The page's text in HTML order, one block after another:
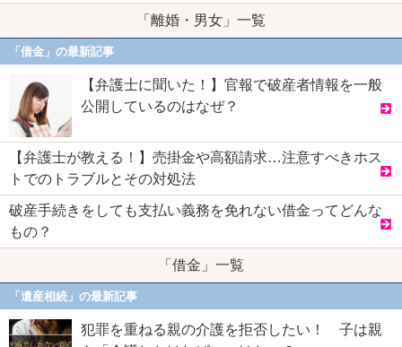
「離婚・男女」一覧
「借金」の最新記事
【弁護士に聞いた！】官報で破産者情報を一般
公開しているのはなぜ？
【弁護士が教える！】売掛金や高額請求…注意すべきホス
トでのトラブルとその対処法
破産手続きをしても支払い義務を免れない借金ってどんな
もの？
「借金」一覧
「遺産相続」の最新記事
犯罪を重ねる親の介護を拒否したい！ 子は親